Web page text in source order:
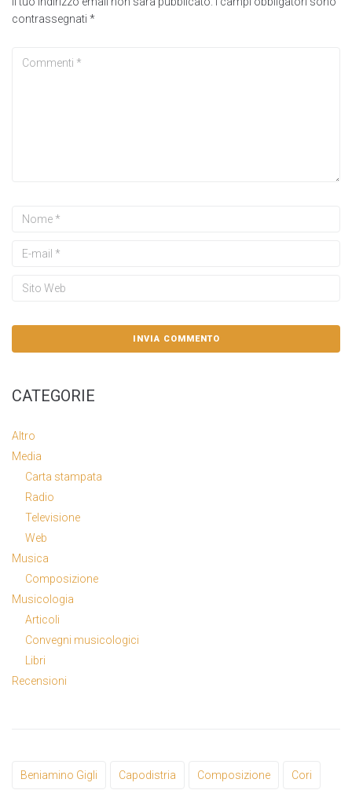
contrassegnati *
CATEGORIE
Altro
Media
Carta stampata
Radio
Televisione
Web
Musica
Composizione
Musicologia
Articoli
Convegni musicologici
Libri
Recensioni
Beniamino Gigli Capodistria Composizione Cori